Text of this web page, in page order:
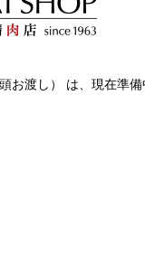
お渡し） は、現在準備